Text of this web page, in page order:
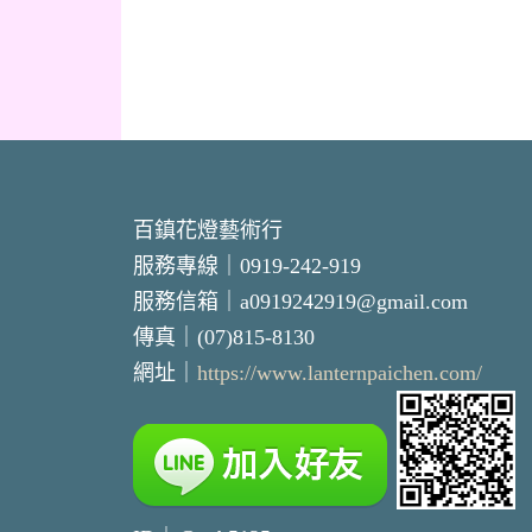
百鎮花燈藝術行
服務專線｜0919-242-919
服務信箱｜a0919242919@gmail.com
傳真｜(07)815-8130
網址｜ https://www.lanternpaichen.com/